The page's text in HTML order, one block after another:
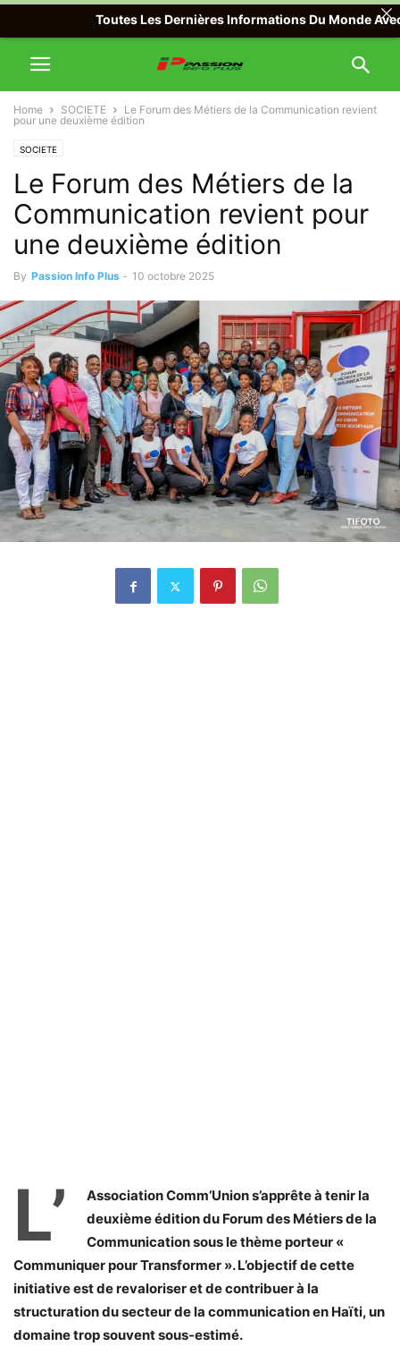
Home SOCIETE
Le Forum des Métiers de la Communication revient
pour une deuxième édition
SOCIETE
Le Forum des Métiers de la
Communication revient pour
une deuxième édition
By Passion Info Plus - 10 octobre 2025
L’
Association Comm’Union s’apprête à tenir la
deuxième édition du Forum des Métiers de la
Communication sous le thème porteur «
Communiquer pour Transformer ». L’objectif de cette
initiative est de revaloriser et de contribuer à la
structuration du secteur de la communication en Haïti, un
domaine trop souvent sous-estimé.
Toutes Les Dernières Informations Du Monde Avec